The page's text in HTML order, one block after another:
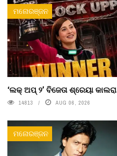
ମନୋରଞ୍ଜନ
‘ଲକ୍ ଅପ୍ ୨’ ବିଜେତା ଶ୍ରେୟା କାଲରା
14813 AUG 06, 2026
ମନୋରଞ୍ଜନ